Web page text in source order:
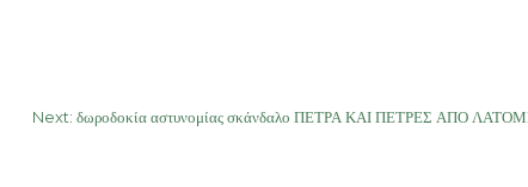
Next: δωροδοκία αστυνομίας σκάνδαλο ΠΕΤΡΑ ΚΑΙ ΠΕΤΡΕΣ ΑΠΟ